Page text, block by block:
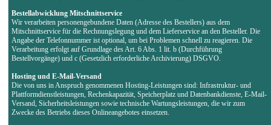
Bestellabwicklung Mitschnittservice
Wir verarbeiten personengebundene Daten (Adresse des Bestellers) aus dem
Mitschnittservice für die Rechnungslegung und dem Lieferservice an den Besteller. Die
Angabe der Telefonnummer ist optional, um bei Problemen schnell zu reagieren. Die
Verarbeitung erfolgt auf Grundlage des Art. 6 Abs. 1 lit. b (Durchführung
Bestellvorgänge) und c (Gesetzlich erforderliche Archivierung) DSGVO.
Hosting und E-Mail-Versand
Die von uns in Anspruch genommenen Hosting-Leistungen sind: Infrastruktur- und
Plattformdienstleistungen, Rechenkapazität, Speicherplatz und Datenbankdienste, E-Mail-
Versand, Sicherheitsleistungen sowie technische Wartungsleistungen, die wir zum
Zwecke des Betriebs dieses Onlineangebotes einsetzen.